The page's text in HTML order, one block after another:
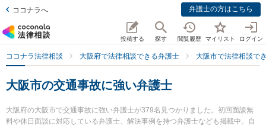
ココナラへ 弁護士の方はこちら
投稿する 探す 閲覧履歴 マイリスト ログイン
ココナラ法律相談 大阪府で法律相談できる弁護士 大阪市で法律相談で
大阪市の交通事故に強い弁護士
大阪府の大阪市で交通事故に強い弁護士が379名見つかりました。初回面談無
料や休日面談に対応している弁護士、解決事例を持つ弁護士なども掲載中。自